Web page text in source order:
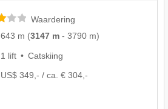
Waardering
643 m (3147 m - 3790 m)
1 lift
Catskiing
US$ 349,- / ca. € 304,-